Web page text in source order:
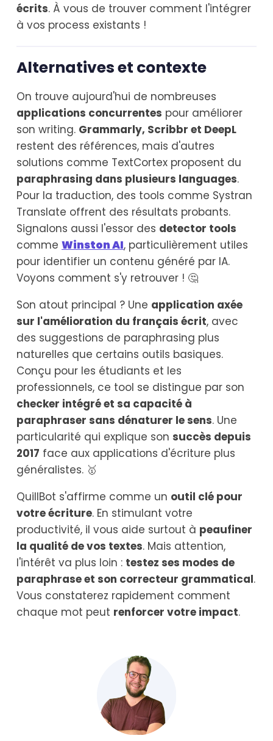
écrits. À vous de trouver comment l'intégrer
à vos process existants !
Alternatives et contexte
On trouve aujourd'hui de nombreuses
applications concurrentes pour améliorer
son writing. Grammarly, Scribbr et DeepL
restent des références, mais d'autres
solutions comme TextCortex proposent du
paraphrasing dans plusieurs languages.
Pour la traduction, des tools comme Systran
Translate offrent des résultats probants.
Signalons aussi l'essor des detector tools
comme Winston AI, particulièrement utiles
pour identifier un contenu généré par IA.
Voyons comment s'y retrouver ! 🤔
Son atout principal ? Une application axée
sur l'amélioration du français écrit, avec
des suggestions de paraphrasing plus
naturelles que certains outils basiques.
Conçu pour les étudiants et les
professionnels, ce tool se distingue par son
checker intégré et sa capacité à
paraphraser sans dénaturer le sens. Une
particularité qui explique son succès depuis
2017 face aux applications d'écriture plus
généralistes. 🥇
QuillBot s'affirme comme un outil clé pour
votre écriture. En stimulant votre
productivité, il vous aide surtout à peaufiner
la qualité de vos textes. Mais attention,
l'intérêt va plus loin : testez ses modes de
paraphrase et son correcteur grammatical.
Vous constaterez rapidement comment
chaque mot peut renforcer votre impact.